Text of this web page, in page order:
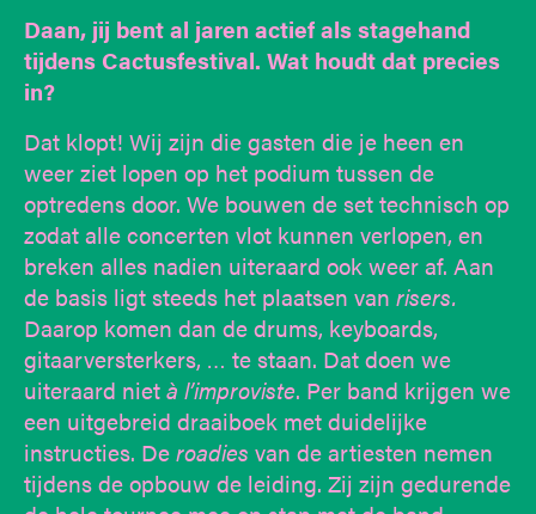
Daan, jij bent al jaren actief als stagehand
tijdens Cactusfestival. Wat houdt dat precies
in?
Dat klopt! Wij zijn die gasten die je heen en
weer ziet lopen op het podium tussen de
optredens door. We bouwen de set technisch op
zodat alle concerten vlot kunnen verlopen, en
breken alles nadien uiteraard ook weer af. Aan
de basis ligt steeds het plaatsen van risers.
Daarop komen dan de drums, keyboards,
gitaarversterkers, … te staan. Dat doen we
uiteraard nietà l’improviste. Per band krijgen we
een uitgebreid draaiboek met duidelijke
instructies. Deroadies van de artiesten nemen
tijdens de opbouw de leiding. Zij zijn gedurende